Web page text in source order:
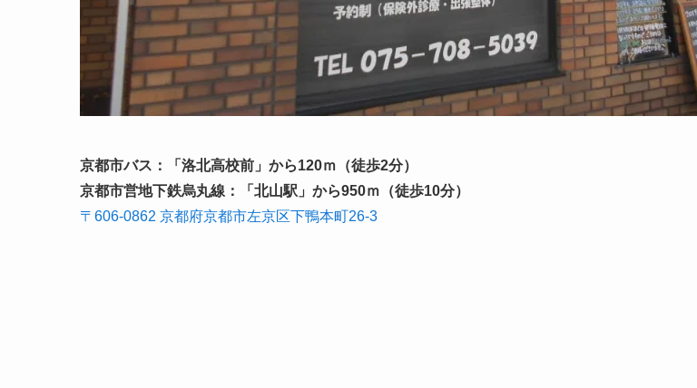
京都市バス：「洛北高校前」から120ｍ（徒歩2分）
京都市営地下鉄烏丸線：「北山駅」から950ｍ（徒歩10分）
〒606-0862 京都府京都市左京区下鴨本町26-3